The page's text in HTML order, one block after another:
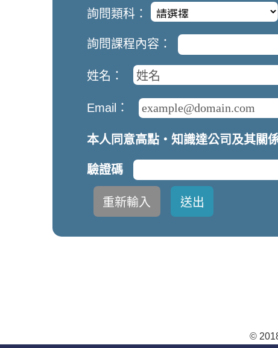
詢問類科：
詢問課程內容：
姓名：
Email：
本人同意高點‧知識達公司及其關
驗證碼
©